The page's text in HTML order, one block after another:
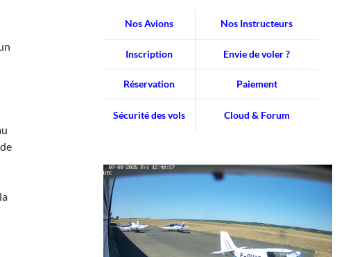
Nos Avions Nos Instructeurs
Inscription Envie de voler ?
Réservation Paiement
Sécurité des vols Cloud & Forum